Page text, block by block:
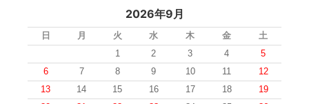
2026年9月
日 月 火 水 木 金
土
1
2 3 4
5
6
7 8 9 10 11
12
13
14 15 16 17 18
19